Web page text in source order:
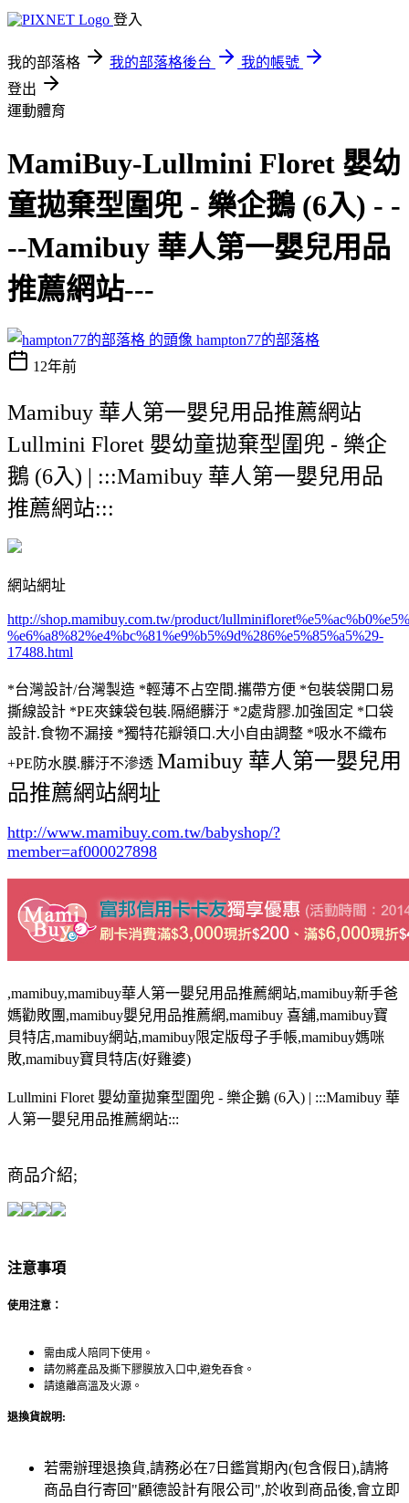
登入
我的部落格 我的部落格後台
我的帳號
登出
運動體育
MamiBuy-Lullmini Floret 嬰幼
童拋棄型圍兜 - 樂企鵝 (6入) - -
--Mamibuy 華人第一嬰兒用品
推薦網站---
hampton77的部落格
12年前
Mamibuy 華人第一嬰兒用品推薦網站
Lullmini Floret 嬰幼童拋棄型圍兜 - 樂企
鵝 (6入) | :::Mamibuy 華人第一嬰兒用品
推薦網站:::
網站網址
http://shop.mamibuy.com.tw/product/
%e6%a8%82%e4%bc%81%e9%b5%9d%286%e5%85%a5%29-
17488.html
*台灣設計/台灣製造 *輕薄不占空間.攜帶方便 *包裝袋開口易
撕線設計 *PE夾鍊袋包裝.隔絕髒汙 *2處背膠.加強固定 *口袋
設計.食物不漏接 *獨特花瓣領口.大小自由調整 *吸水不織布
+PE防水膜.髒汙不滲透 Mamibuy 華人第一嬰兒用
品推薦網站網址
http://www.mamibuy.com.tw/babyshop/?
member=af000027898
,mamibuy,mamibuy華人第一嬰兒用品推薦網站,mamibuy新手爸
媽勸敗團,mamibuy嬰兒用品推薦網,mamibuy 喜舖,mamibuy寶
貝特店,mamibuy網站,mamibuy限定版母子手帳,mamibuy媽咪
敗,mamibuy寶貝特店(好雞婆)
Lullmini Floret 嬰幼童拋棄型圍兜 - 樂企鵝 (6入) | :::Mamibuy 華
人第一嬰兒用品推薦網站:::
商品介紹;
注意事項
使用注意：
需由成人陪同下使用。
請勿將產品及撕下膠膜放入口中,避免吞食。
請遠離高溫及火源。
退換貨說明:
若需辦理退換貨,請務必在7日鑑賞期內(包含假日),請將
商品自行寄回"顧德設計有限公司",於收到商品後,會立即